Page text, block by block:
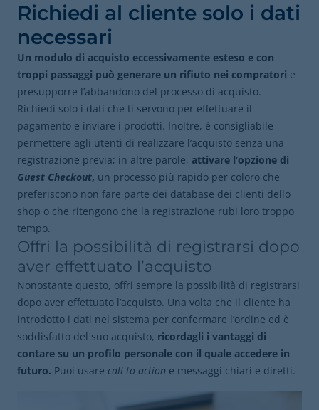
Richiedi al cliente solo i dati
necessari
Un modulo di acquisto eccessivamente esteso e con
troppi passaggi può generare un rifiuto nei compratori e
presupporre l’abbandono del processo di acquisto.
Richiedi solo i dati che ti servono per effettuare il
pagamento e inviare i prodotti. Inoltre, è consigliabile
permettere agli utenti di realizzare l’acquisto senza una
registrazione previa; in altre parole, attivare l’opzione di
Guest Checkout, un processo più rapido per coloro che
preferiscono non fare parte dei database dei clienti dello
shop o che ritengono che la registrazione rubi loro troppo
tempo.
Offri la possibilità di registrarsi dopo
aver effettuato l’acquisto
Nonostante questo, offri sempre la possibilità di registrarsi
dopo aver effettuato l’acquisto. Una volta che il cliente ha
introdotto i dati nel sistema per confermare l’ordine ed è
soddisfatto del suo acquisto, ricordagli i vantaggi di
contare su un profilo personale con il quale accedere in
futuro. Puoi usare call to action e messaggi chiari e diretti.